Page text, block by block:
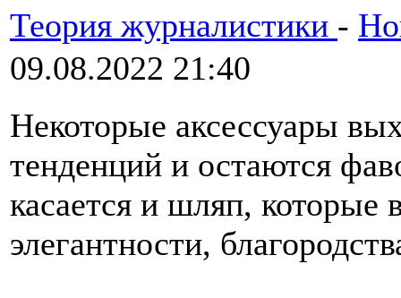
Теория журналистики -
09.08.2022 21:40
Некоторые аксессуары
тенденций и остаются
касается и шляп, которые
элегантности,